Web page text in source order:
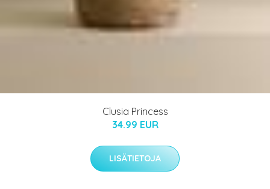
Clusia Princess
34.99 EUR
LISÄTIETOJA